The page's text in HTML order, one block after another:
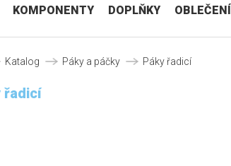
KOMPONENTY DOPLŇKY OBLEČENÍ
Katalog Páky a páčky Páky řadicí
řadicí